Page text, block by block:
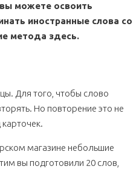
можете освоить
иностранные слова со
метода здесь.
Для того, чтобы слово
Но повторение это не
магазине небольшие
вы подготовили 20 слов,